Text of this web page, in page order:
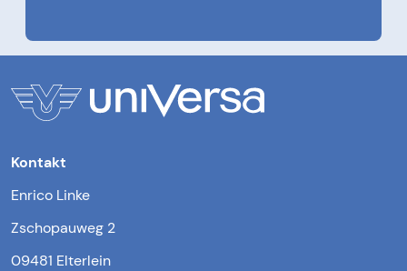
Kontakt
Enrico Linke
Zschopauweg 2
09481 Elterlein